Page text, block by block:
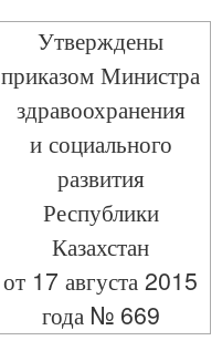
Утверждены
приказом Министра
здравоохранения
и социального
развития
Республики
Казахстан
от 17 августа 2015
года № 669